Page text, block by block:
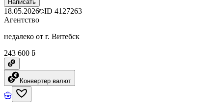
Написать
18.05.2026 ID 4127263
Агентство
недалеко от г. Витебск
243 600 ƃ
Конвертер валют